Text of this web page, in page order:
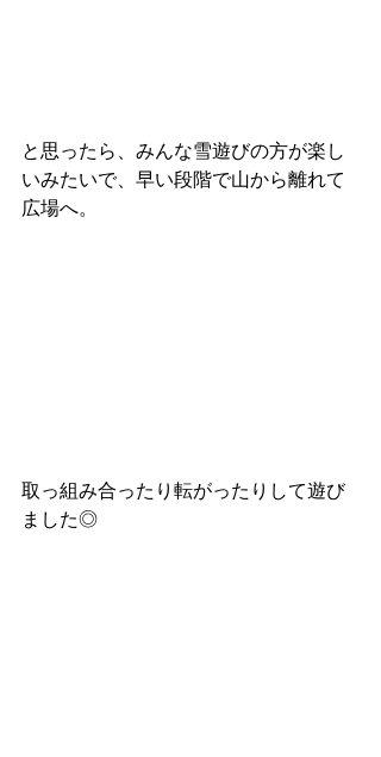
と思ったら、みんな雪遊びの方が楽し
いみたいで、早い段階で山から離れて
広場へ。
取っ組み合ったり転がったりして遊び
ました◎